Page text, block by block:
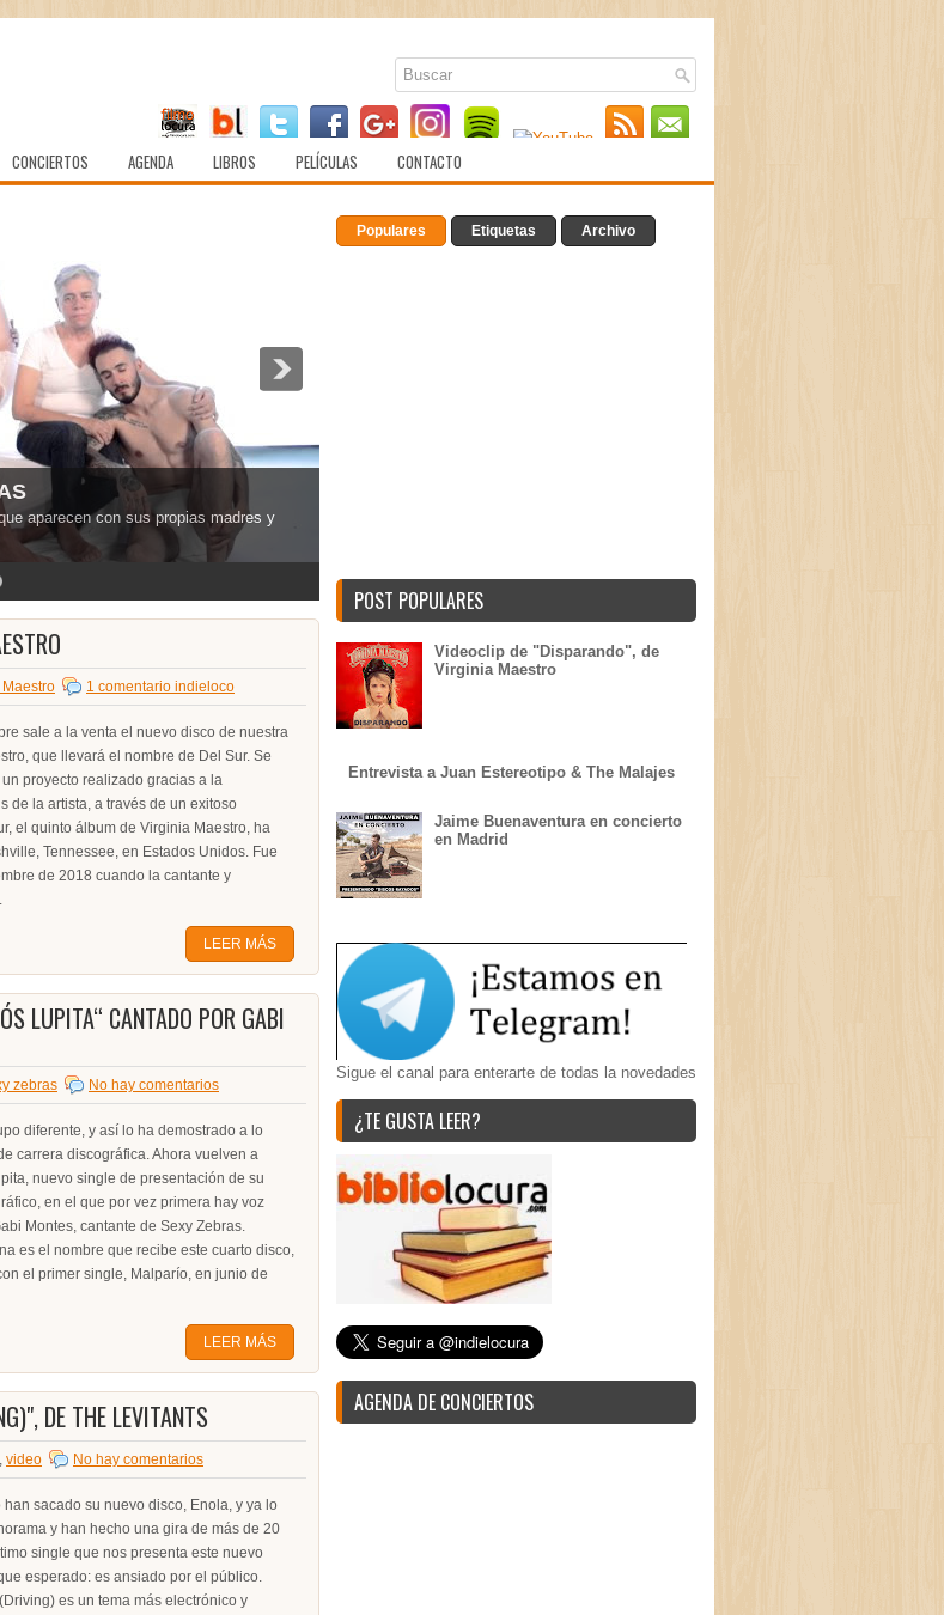
CONCIERTOS AGENDA LIBROS PELÍCULAS CONTACTO
aparecen con sus propias madres y
1 comentario indieloco
sale a la venta el nuevo disco de nuestra
que llevará el nombre de Del Sur. Se
proyecto realizado gracias a la
de la artista, a través de un exitoso
el quinto álbum de Virginia Maestro, ha
Tennessee, en Estados Unidos. Fue
de 2018 cuando la cantante y
LEER MÁS
LUPITA“ CANTADO POR GABI
zebras No hay comentarios
diferente, y así lo ha demostrado a lo
carrera discográfica. Ahora vuelven a
nuevo single de presentación de su
en el que por vez primera hay voz
Montes, cantante de Sexy Zebras.
es el nombre que recibe este cuarto disco,
el primer single, Malparío, en junio de
LEER MÁS
DE THE LEVITANTS
, video No hay comentarios
sacado su nuevo disco, Enola, y ya lo
y han hecho una gira de más de 20
single que nos presenta este nuevo
esperado: es ansiado por el público.
es un tema más electrónico y
Populares Etiquetas Archivo
POST POPULARES
Videoclip de "Disparando", de
Virginia Maestro
Entrevista a Juan Estereotipo & The Malajes
Jaime Buenaventura en concierto
en Madrid
Sigue el canal para enterarte de todas la novedades
¿TE GUSTA LEER?
AGENDA DE CONCIERTOS